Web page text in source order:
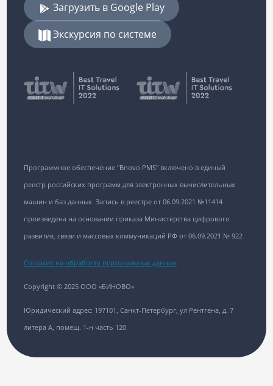
Загрузить в Google Play
Экскурсия по системе
Программное обеспечение "Bnovo PMS" включено в единый
реестр российских программ для электронных вычислительных
машин и баз данных. Запись в реестре от 06.09.2021 №11414
произведена на основании приказа Министерства цифрового
развития, связи и массовых коммуникаций РФ от 06.09.2021 № 922
Согласие на обработку персональных данных
Copyright © 2025 ООО «БИНОВО»
Юридический адрес: 197101, Санкт-Петербург, ул Рентгена, д. 7
литера А, помещ. 1-н часть 120